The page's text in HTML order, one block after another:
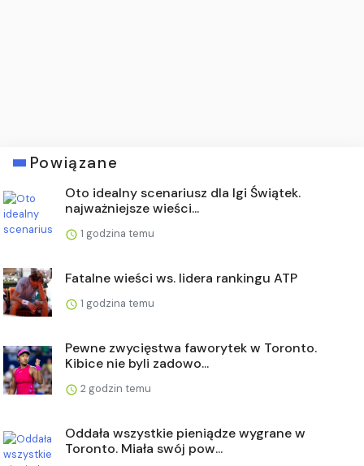
Powiązane
Oto idealny scenariusz dla Igi Świątek.
najważniejsze wieści...
1 godzina temu
Fatalne wieści ws. lidera rankingu ATP
1 godzina temu
Pewne zwycięstwa faworytek w Toronto.
Kibice nie byli zadowo...
2 godzin temu
Oddała wszystkie pieniądze wygrane w
Toronto. Miała swój pow...